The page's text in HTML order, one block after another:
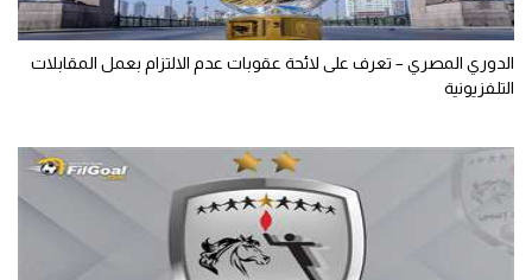
الدوري المصري – تعرف على لائحة عقوبات عدم الالتزام بعمل المقابلات
التلفزيونية